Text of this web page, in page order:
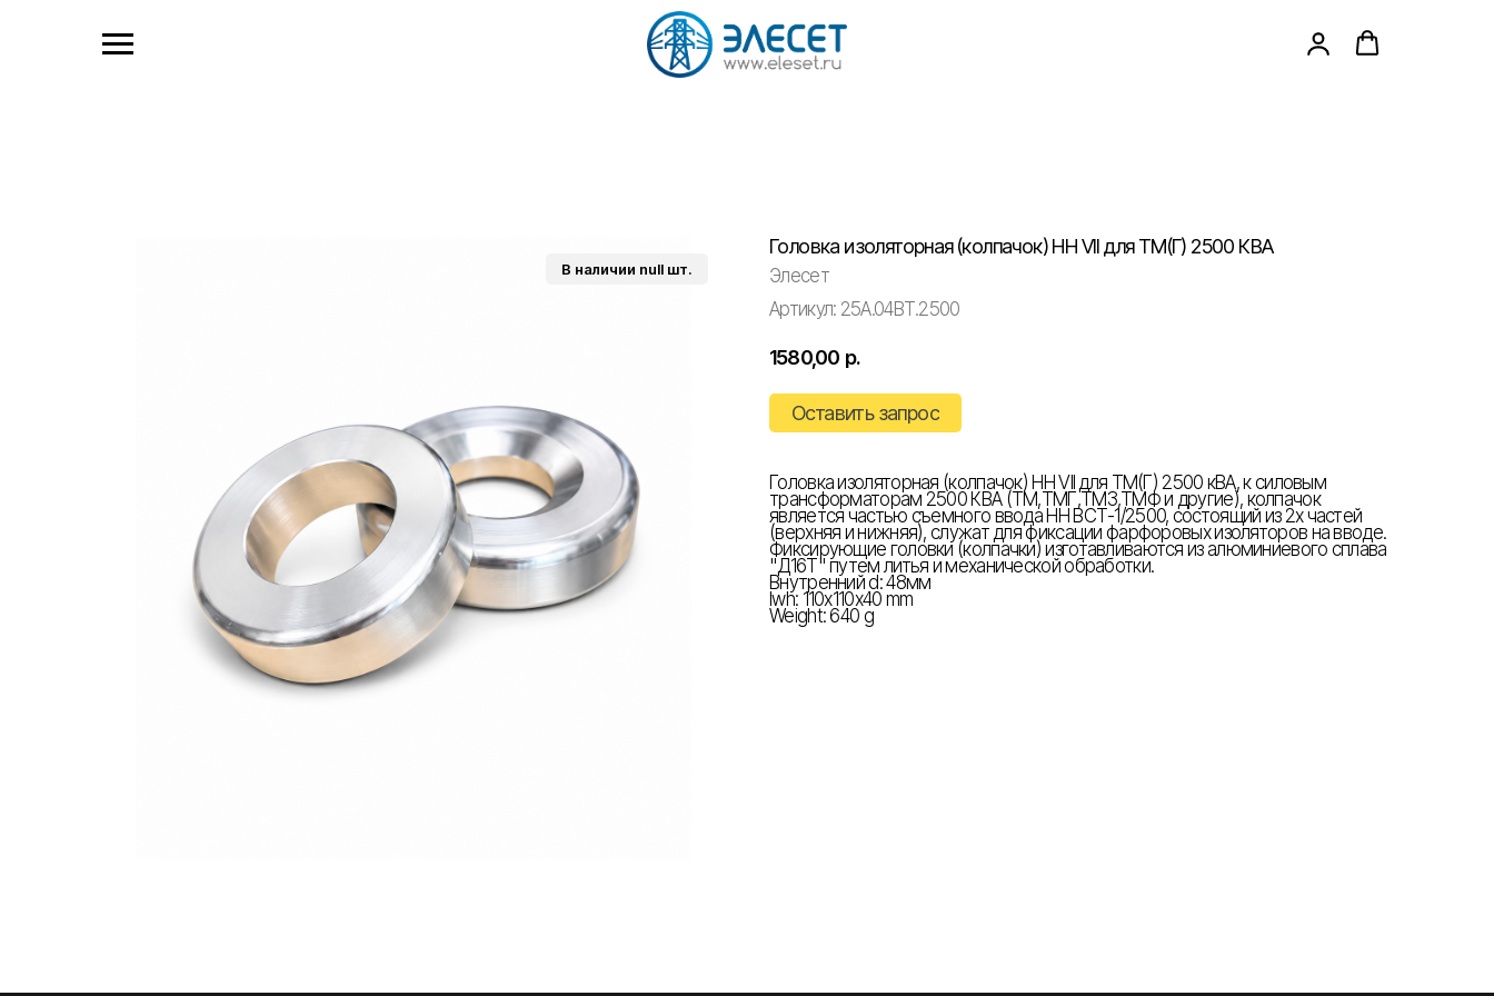
Головка изоляторная (колпачок) НН VII для ТМ(Г) 2500 КВА
Элесет
Артикул: 25А.04ВТ.2500
1580,00 р.
Оставить запрос
Головка изоляторная (колпачок) НН VII для ТМ(Г) 2500 кВА, к силовым
трансформаторам 2500 КВА (ТМ,ТМГ,ТМЗ,ТМФ и другие), колпачок
является частью съемного ввода НН ВСТ-1/2500, состоящий из 2х частей
(верхняя и нижняя), служат для фиксации фарфоровых изоляторов на вводе.
Фиксирующие головки (колпачки) изготавливаются из алюминиевого сплава
"Д16Т" путем литья и механической обработки.
Внутренний d: 48мм
lwh: 110x110x40 mm
Weight: 640 g